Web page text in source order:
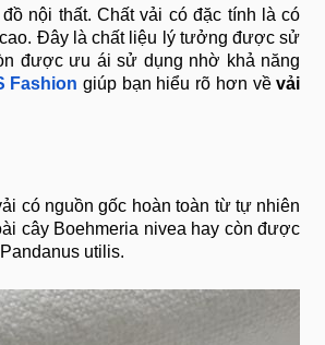
nội thất. Chất vải có đặc tính là có
Đây là chất liệu lý tưởng được sử
được ưu ái sử dụng nhờ khả năng
Fashion giúp bạn hiểu rõ hơn vềvải
có nguồn gốc hoàn toàn từ tự nhiên
cây Boehmeria nivea hay còn được
utilis.